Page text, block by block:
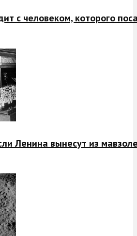
с человеком, которого
Ленина вынесут из